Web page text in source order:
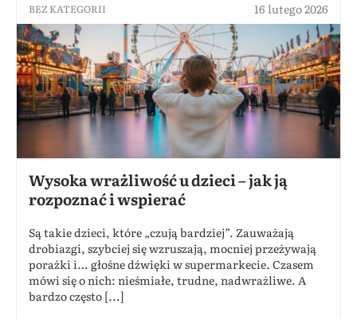
BEZ KATEGORII 16 lutego 2026
Wysoka wrażliwość u dzieci – jak ją
rozpoznać i wspierać
Są takie dzieci, które „czują bardziej”. Zauważają
drobiazgi, szybciej się wzruszają, mocniej przeżywają
porażki i… głośne dźwięki w supermarkecie. Czasem
mówi się o nich: nieśmiałe, trudne, nadwrażliwe. A
bardzo często [...]